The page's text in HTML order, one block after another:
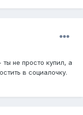
не просто купил, а
в социалочку.